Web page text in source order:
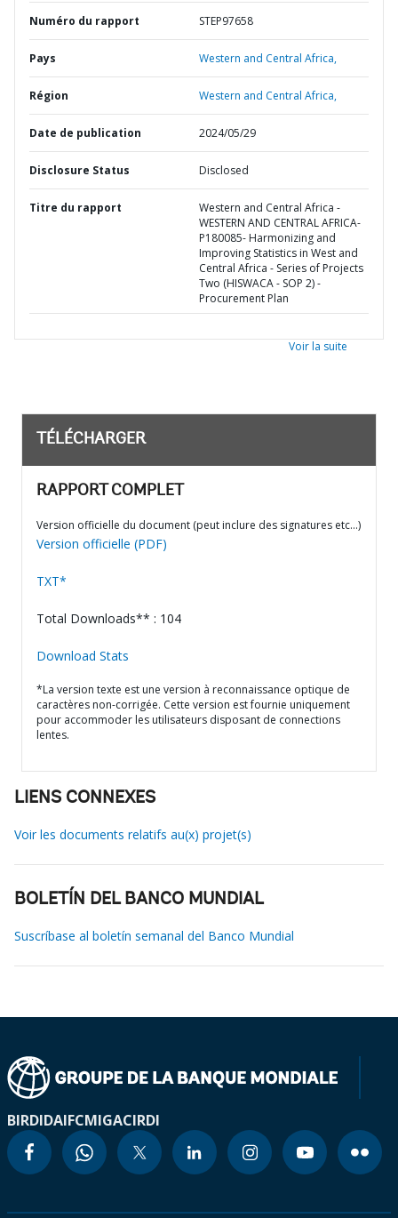
Numéro du rapport STEP97658
Pays Western and Central Africa,
Région Western and Central Africa,
Date de publication 2024/05/29
Disclosure Status Disclosed
Titre du rapport
Western and Central Africa -
WESTERN AND CENTRAL AFRICA-
P180085- Harmonizing and
Improving Statistics in West and
Central Africa - Series of Projects
Two (HISWACA - SOP 2) -
Procurement Plan
Voir la suite
TÉLÉCHARGER
RAPPORT COMPLET
Version officielle du document (peut inclure des signatures etc…)
Version officielle (PDF)
TXT*
Total Downloads** : 104
Download Stats
*La version texte est une version à reconnaissance optique de
caractères non-corrigée. Cette version est fournie uniquement
pour accommoder les utilisateurs disposant de connections
lentes.
LIENS CONNEXES
Voir les documents relatifs au(x) projet(s)
BOLETÍN DEL BANCO MUNDIAL
Suscríbase al boletín semanal del Banco Mundial
BIRDIDAIFCMIGACIRDI